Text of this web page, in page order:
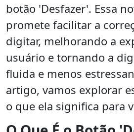
botão 'Desfazer'. Essa
promete facilitar a
digitar, melhorando a
usuário e tornando a
fluida e menos
artigo, vamos explorar
o que ela significa para